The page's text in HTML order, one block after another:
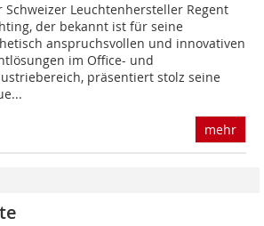
Schweizer Leuchtenhersteller Regent
der bekannt ist für seine
anspruchsvollen und innovativen
im Office- und
präsentiert stolz seine
mehr